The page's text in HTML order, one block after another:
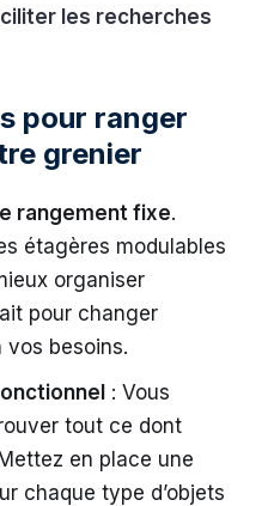
les recherches
pour ranger
grenier
rangement fixe.
étagères modulables
organiser
pour changer
vos besoins.
: Vous
tout ce dont
en place une
chaque type d’objets